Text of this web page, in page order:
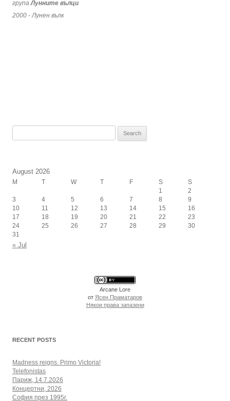
групаЛунните вълци
2000 - Лунен вълк
August 2026
M T W T F S
S
1
2
3
4 5 6 7 8
9
10
11 12 13 14 15
16
17
18 19 20 21 22
23
24
25 26 27 28 29
30
31
« Jul
Arcane Lore
от Ясен Праматаров
Някои права запазени
RECENT POSTS
Madness reigns. Primo Victoria!
Telefonistas
Париж, 14.7.2026
Концертни, 2026
София през 1995г.